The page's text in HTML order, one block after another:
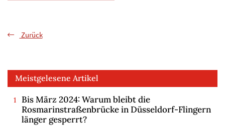
Zurück
Meistgelesene Artikel
Bis März 2024: Warum bleibt die
Rosmarinstraßenbrücke in Düsseldorf-Flingern
länger gesperrt?